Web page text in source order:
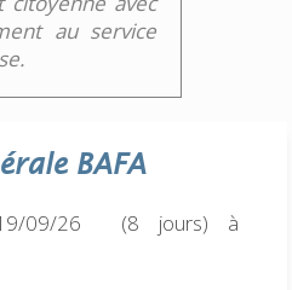
au service
BAFA
09/26 (8 jours) à